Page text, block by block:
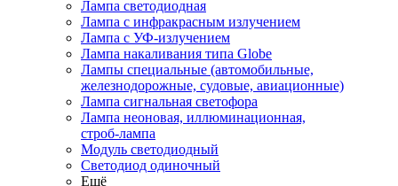
Лампа светодиодная
Лампа с инфракрасным излучением
Лампа с УФ-излучением
Лампа накаливания типа Globe
Лампы специальные (автомобильные,
железнодорожные, судовые, авиационные)
Лампа сигнальная светофора
Лампа неоновая, иллюминационная,
строб-лампа
Модуль светодиодный
Светодиод одиночный
Ещё